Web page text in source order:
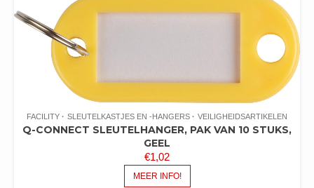
FACILITY SLEUTELKASTJES EN -HANGERS VEILIGHEIDSARTIKELEN
Q-CONNECT SLEUTELHANGER, PAK VAN 10 STUKS,
GEEL
€1,02
MEER INFO!